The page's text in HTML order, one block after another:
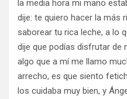
la media hora mi mano
dije: te quiero hacer la más
saborear tu rica leche, a lo
dije que podías disfrutar de
algo que a mí me llamo
arrecho, es que siento
los cuidaba muy bien, y